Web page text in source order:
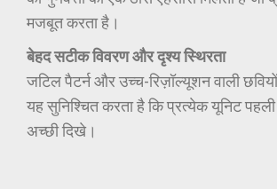
मजबूत करता है।
बेहद सटीक विवरण और दृश्य स्थिरता
जटिल पैटर्न और उच्च-रिज़ॉल्यूशन वाली
यह सुनिश्चित करता है कि प्रत्येक यूनिट पहली
अच्छी दिखे।